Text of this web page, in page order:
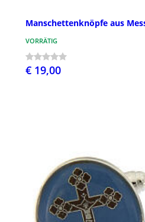
Manschettenknöpfe aus
VORRÄTIG
€ 19,00